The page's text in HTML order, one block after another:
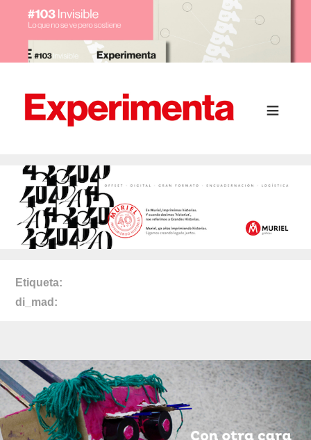
Etiqueta
di_mad